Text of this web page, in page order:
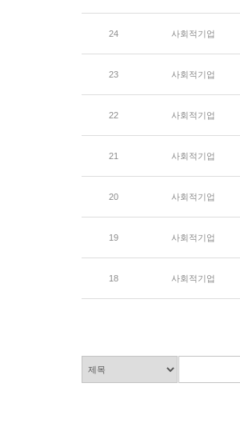
24 사회적기업
23 사회적기업
22 사회적기업
21 사회적기업
20 사회적기업
19 사회적기업
18 사회적기업